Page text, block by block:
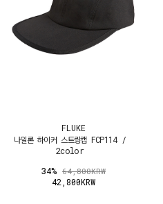
FLUKE
나일론 하이커 스트링캡 FCP114 /
2color
34% 64,800KRW
42,800KRW